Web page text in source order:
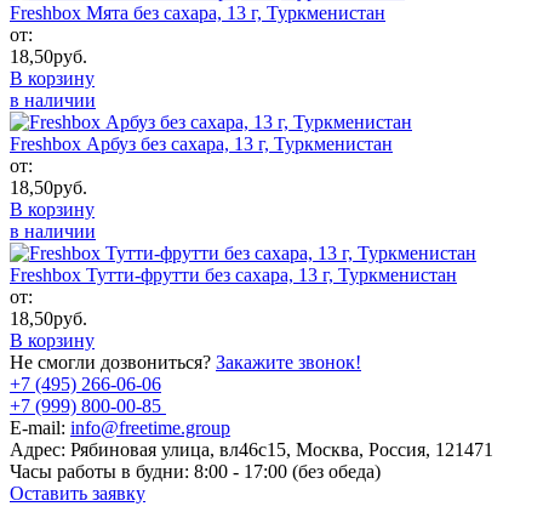
Freshbox Мята без сахара, 13 г, Туркменистан
от:
18,50руб.
В корзину
в наличии
Freshbox Арбуз без сахара, 13 г, Туркменистан
от:
18,50руб.
В корзину
в наличии
Freshbox Тутти-фрутти без сахара, 13 г, Туркменистан
от:
18,50руб.
В корзину
Не смогли дозвониться? Закажите звонок!
+7 (495) 266-06-06
+7 (999) 800-00-85
E-mail: info@freetime.group
Адрес: Рябиновая улица, вл46с15, Москва, Россия, 121471
Часы работы в будни: 8:00 - 17:00 (без обеда)
Оставить заявку